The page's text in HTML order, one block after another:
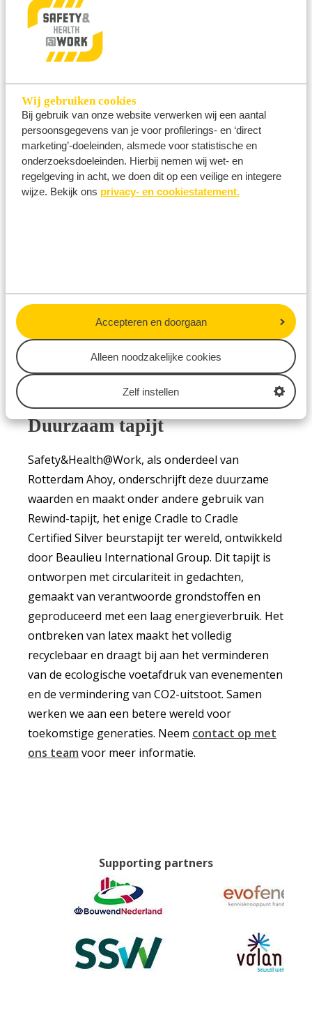
Wij gebruiken cookies
Bij gebruik van onze website verwerken wij een aantal
persoonsgegevens van je voor profilerings- en ‘direct
marketing’-doeleinden, alsmede voor statistische en
onderzoeksdoeleinden. Hierbij nemen wij wet- en
regelgeving in acht, we doen dit op een veilige en integere
wijze. Bekijk ons privacy- en cookiestatement.
Accepteren en doorgaan
Alleen noodzakelijke cookies
Zelf instellen
gebruiken en werken samen met
(deel)vervoerders om duurzame transportopties
aan te bieden. Daarnaast smeden we
partnerschappen met gelijkgestemde
organisaties en ondersteunen we
maatschappelijke projecten en initiatieven.
Rotterdam Ahoy zet zich vastbesloten in om
bewustwording en verantwoordelijkheid voor
onze milieu-impact te bevorderen, niet alleen bij
onze medewerkers en partners, maar ook bij
Voor meer informatie over duurzaamheid in
Rotterdam Ahoy, kunt u hier terecht.
INFORMATIE DUURZAAMHEID
Duurzaam tapijt
Safety&Health@Work, als onderdeel van
Rotterdam Ahoy, onderschrijft deze duurzame
waarden en maakt onder andere gebruik van
Rewind-tapijt, het enige Cradle to Cradle
Certified Silver beurstapijt ter wereld, ontwikkeld
door Beaulieu International Group. Dit tapijt is
ontworpen met circulariteit in gedachten,
gemaakt van verantwoorde grondstoffen en
geproduceerd met een laag energieverbruik. Het
ontbreken van latex maakt het volledig
recyclebaar en draagt bij aan het verminderen
van de ecologische voetafdruk van evenementen
en de vermindering van CO2-uitstoot. Samen
werken we aan een betere wereld voor
toekomstige generaties. Neem contact op met
ons team voor meer informatie.
Supporting partners